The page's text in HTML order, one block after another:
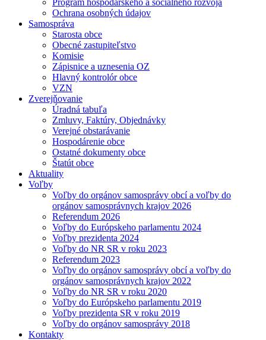
Program hospodárskeho a sociálneho rozvoja
Ochrana osobných údajov
Samospráva
Starosta obce
Obecné zastupiteľstvo
Komisie
Zápisnice a uznesenia OZ
Hlavný kontrolór obce
VZN
Zverejňovanie
Úradná tabuľa
Zmluvy, Faktúry, Objednávky
Verejné obstarávanie
Hospodárenie obce
Ostatné dokumenty obce
Štatút obce
Aktuality
Voľby
Voľby do orgánov samosprávy obcí a voľby do
orgánov samosprávnych krajov 2026
Referendum 2026
Voľby do Európskeho parlamentu 2024
Voľby prezidenta 2024
Voľby do NR SR v roku 2023
Referendum 2023
Voľby do orgánov samosprávy obcí a voľby do
orgánov samosprávnych krajov 2022
Voľby do NR SR v roku 2020
Voľby do Európskeho parlamentu 2019
Voľby prezidenta SR v roku 2019
Voľby do orgánov samosprávy 2018
Kontakty